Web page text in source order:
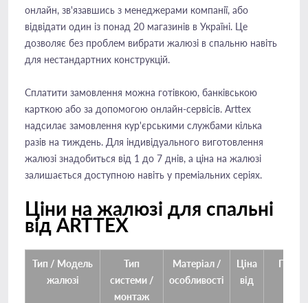
онлайн, зв'язавшись з менеджерами компанії, або
відвідати один із понад 20 магазинів в Україні. Це
дозволяє без проблем вибрати жалюзі в спальню навіть
для нестандартних конструкцій.
Сплатити замовлення можна готівкою, банківською
карткою або за допомогою онлайн-сервісів. Arttex
надсилає замовлення кур'єрськими службами кілька
разів на тиждень. Для індивідуального виготовлення
жалюзі знадобиться від 1 до 7 днів, а ціна на жалюзі
залишається доступною навіть у преміальних серіях.
Ціни на жалюзі для спальні
від ARTTEX
Тип / Модель
жалюзі
Тип
системи /
монтаж
Матеріал /
особливості
Ціна
від